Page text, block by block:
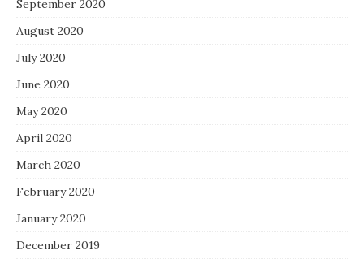
September 2020
August 2020
July 2020
June 2020
May 2020
April 2020
March 2020
February 2020
January 2020
December 2019